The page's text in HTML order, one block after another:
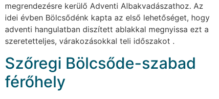
megrendezésre kerülő Adventi Albakvadászathoz. Az
idei évben Bölcsődénk kapta az első lehetőséget, hogy
adventi hangulatban diszített ablakkal megnyissa ezt a
szeretetteljes, várakozásokkal teli időszakot .
Szőregi Bölcsőde-szabad
férőhely